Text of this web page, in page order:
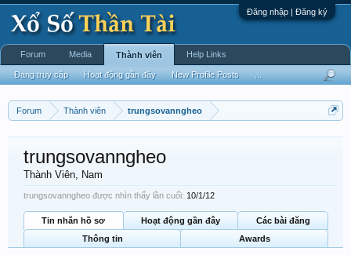
Đăng nhập | Đăng ký
Forum Thành viên trungsovanngheo
trungsovanngheo
Thành Viên, Nam
trungsovanngheo được nhìn thấy lần cuối: 10/1/12
Tin nhắn hồ sơ Hoạt động gần đây
Các bài đăng
Thông tin
Awards
Forum Media Thành viên
Đang truy cập Hoạt động gần đây New Profile Posts
Help Links